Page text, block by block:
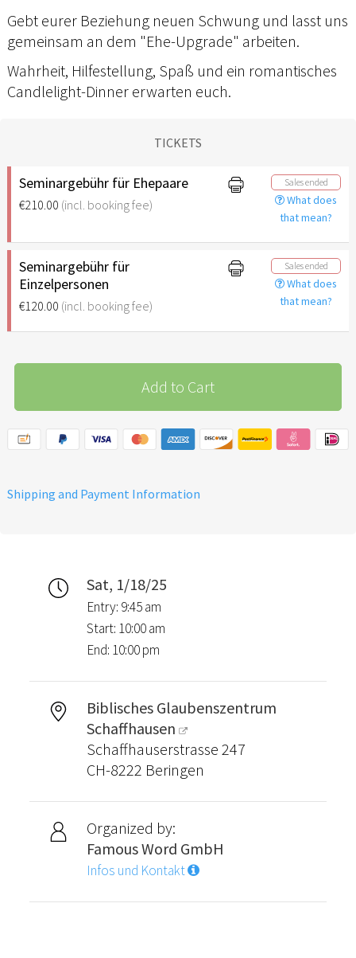
Gebt eurer Beziehung neuen Schwung und lasst uns
gemeinsam an dem "Ehe-Upgrade" arbeiten.
Wahrheit, Hilfestellung, Spaß und ein romantisches
Candlelight-Dinner erwarten euch.
TICKETS
Seminargebühr für Ehepaare
€210.00 (incl. booking fee)
Sales ended
What does
that mean?
Seminargebühr für
Einzelpersonen
€120.00 (incl. booking fee)
Sales ended
What does
that mean?
Add to Cart
Shipping and Payment Information
Sat, 1/18/25
Entry: 9:45 am
Start: 10:00 am
End: 10:00 pm
Biblisches Glaubenszentrum
Schaffhausen
Schaffhauserstrasse 247
CH-8222 Beringen
Organized by:
Famous Word GmbH
Infos und Kontakt